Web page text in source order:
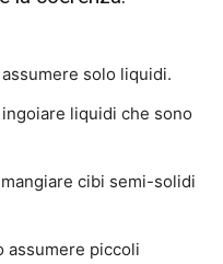
solo liquidi.
liquidi che sono
cibi semi-solidi
assumere piccoli